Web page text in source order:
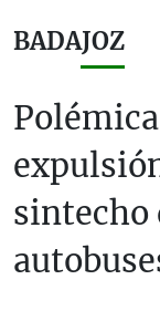
BADAJOZ
sintecho